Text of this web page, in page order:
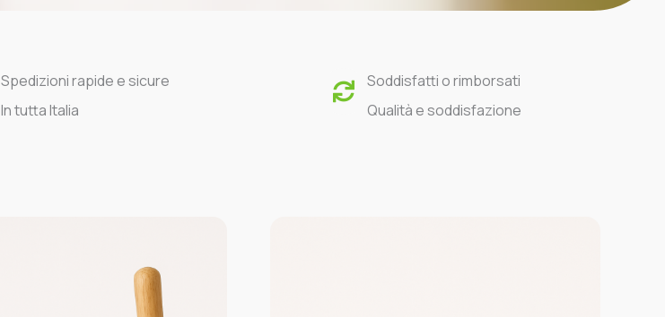
Spedizioni rapide e sicure
In tutta Italia
Soddisfatti o rimborsati
Qualità e soddisfazione